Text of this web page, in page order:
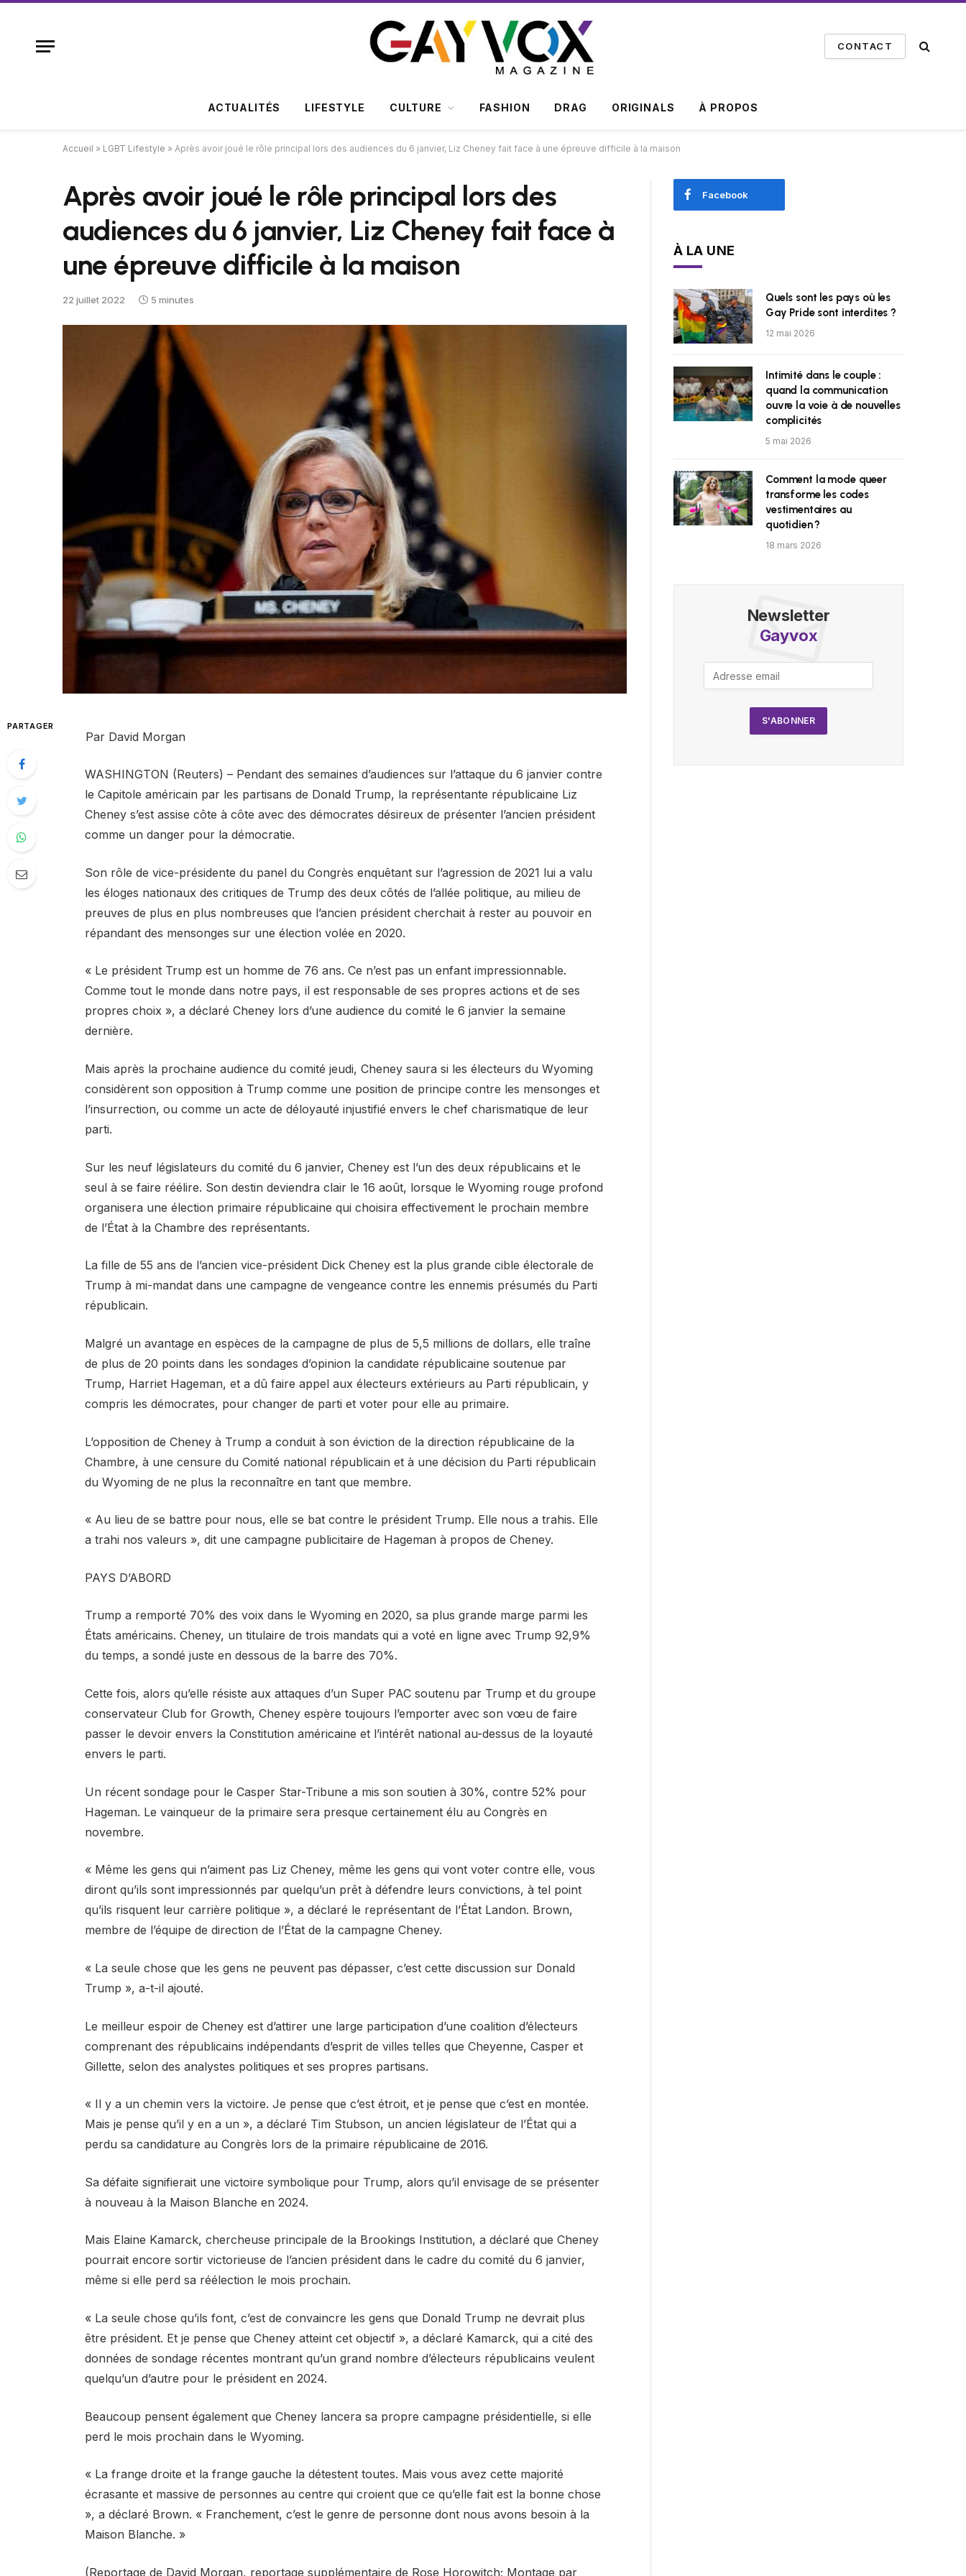
CONTACT
ACTUALITÉS LIFESTYLE CULTURE FASHION DRAG ORIGINALS À PROPOS
Accueil » LGBT Lifestyle » Après avoir joué le rôle principal lors des audiences du 6 janvier, Liz Cheney fait face à une épreuve difficile à la maison
Après avoir joué le rôle principal lors des
audiences du 6 janvier, Liz Cheney fait face à
une épreuve difficile à la maison
22 juillet 2022 5 minutes
PARTAGER
Par David Morgan
WASHINGTON (Reuters) – Pendant des semaines d’audiences sur l’attaque du 6 janvier contre
le Capitole américain par les partisans de Donald Trump, la représentante républicaine Liz
Cheney s’est assise côte à côte avec des démocrates désireux de présenter l’ancien président
comme un danger pour la démocratie.
Son rôle de vice-présidente du panel du Congrès enquêtant sur l’agression de 2021 lui a valu
les éloges nationaux des critiques de Trump des deux côtés de l’allée politique, au milieu de
preuves de plus en plus nombreuses que l’ancien président cherchait à rester au pouvoir en
répandant des mensonges sur une élection volée en 2020.
« Le président Trump est un homme de 76 ans. Ce n’est pas un enfant impressionnable.
Comme tout le monde dans notre pays, il est responsable de ses propres actions et de ses
propres choix », a déclaré Cheney lors d’une audience du comité le 6 janvier la semaine
dernière.
Mais après la prochaine audience du comité jeudi, Cheney saura si les électeurs du Wyoming
considèrent son opposition à Trump comme une position de principe contre les mensonges et
l’insurrection, ou comme un acte de déloyauté injustifié envers le chef charismatique de leur
parti.
Sur les neuf législateurs du comité du 6 janvier, Cheney est l’un des deux républicains et le
seul à se faire réélire. Son destin deviendra clair le 16 août, lorsque le Wyoming rouge profond
organisera une élection primaire républicaine qui choisira effectivement le prochain membre
de l’État à la Chambre des représentants.
La fille de 55 ans de l’ancien vice-président Dick Cheney est la plus grande cible électorale de
Trump à mi-mandat dans une campagne de vengeance contre les ennemis présumés du Parti
républicain.
Malgré un avantage en espèces de la campagne de plus de 5,5 millions de dollars, elle traîne
de plus de 20 points dans les sondages d’opinion la candidate républicaine soutenue par
Trump, Harriet Hageman, et a dû faire appel aux électeurs extérieurs au Parti républicain, y
compris les démocrates, pour changer de parti et voter pour elle au primaire.
L’opposition de Cheney à Trump a conduit à son éviction de la direction républicaine de la
Chambre, à une censure du Comité national républicain et à une décision du Parti républicain
du Wyoming de ne plus la reconnaître en tant que membre.
« Au lieu de se battre pour nous, elle se bat contre le président Trump. Elle nous a trahis. Elle
a trahi nos valeurs », dit une campagne publicitaire de Hageman à propos de Cheney.
PAYS D’ABORD
Trump a remporté 70% des voix dans le Wyoming en 2020, sa plus grande marge parmi les
États américains. Cheney, un titulaire de trois mandats qui a voté en ligne avec Trump 92,9%
du temps, a sondé juste en dessous de la barre des 70%.
Cette fois, alors qu’elle résiste aux attaques d’un Super PAC soutenu par Trump et du groupe
conservateur Club for Growth, Cheney espère toujours l’emporter avec son vœu de faire
passer le devoir envers la Constitution américaine et l’intérêt national au-dessus de la loyauté
envers le parti.
Un récent sondage pour le Casper Star-Tribune a mis son soutien à 30%, contre 52% pour
Hageman. Le vainqueur de la primaire sera presque certainement élu au Congrès en
novembre.
« Même les gens qui n’aiment pas Liz Cheney, même les gens qui vont voter contre elle, vous
diront qu’ils sont impressionnés par quelqu’un prêt à défendre leurs convictions, à tel point
qu’ils risquent leur carrière politique », a déclaré le représentant de l’État Landon. Brown,
membre de l’équipe de direction de l’État de la campagne Cheney.
« La seule chose que les gens ne peuvent pas dépasser, c’est cette discussion sur Donald
Trump », a-t-il ajouté.
Le meilleur espoir de Cheney est d’attirer une large participation d’une coalition d’électeurs
comprenant des républicains indépendants d’esprit de villes telles que Cheyenne, Casper et
Gillette, selon des analystes politiques et ses propres partisans.
« Il y a un chemin vers la victoire. Je pense que c’est étroit, et je pense que c’est en montée.
Mais je pense qu’il y en a un », a déclaré Tim Stubson, un ancien législateur de l’État qui a
perdu sa candidature au Congrès lors de la primaire républicaine de 2016.
Sa défaite signifierait une victoire symbolique pour Trump, alors qu’il envisage de se présenter
à nouveau à la Maison Blanche en 2024.
Mais Elaine Kamarck, chercheuse principale de la Brookings Institution, a déclaré que Cheney
pourrait encore sortir victorieuse de l’ancien président dans le cadre du comité du 6 janvier,
même si elle perd sa réélection le mois prochain.
« La seule chose qu’ils font, c’est de convaincre les gens que Donald Trump ne devrait plus
être président. Et je pense que Cheney atteint cet objectif », a déclaré Kamarck, qui a cité des
données de sondage récentes montrant qu’un grand nombre d’électeurs républicains veulent
quelqu’un d’autre pour le président en 2024.
Beaucoup pensent également que Cheney lancera sa propre campagne présidentielle, si elle
perd le mois prochain dans le Wyoming.
« La frange droite et la frange gauche la détestent toutes. Mais vous avez cette majorité
écrasante et massive de personnes au centre qui croient que ce qu’elle fait est la bonne chose
», a déclaré Brown. « Franchement, c’est le genre de personne dont nous avons besoin à la
Maison Blanche. »
(Reportage de David Morgan, reportage supplémentaire de Rose Horowitch; Montage par
Facebook
À LA UNE
Quels sont les pays où les
Gay Pride sont interdites ?
12 mai 2026
Intimité dans le couple :
quand la communication
ouvre la voie à de nouvelles
complicités
5 mai 2026
Comment la mode queer
transforme les codes
vestimentaires au
quotidien ?
18 mars 2026
Newsletter
Gayvox